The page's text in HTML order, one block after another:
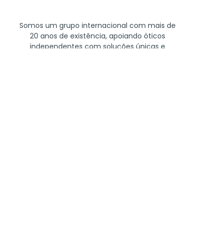
Somos um grupo internacional com mais de
20 anos de existência, apoiando óticos
independentes com soluções únicas e